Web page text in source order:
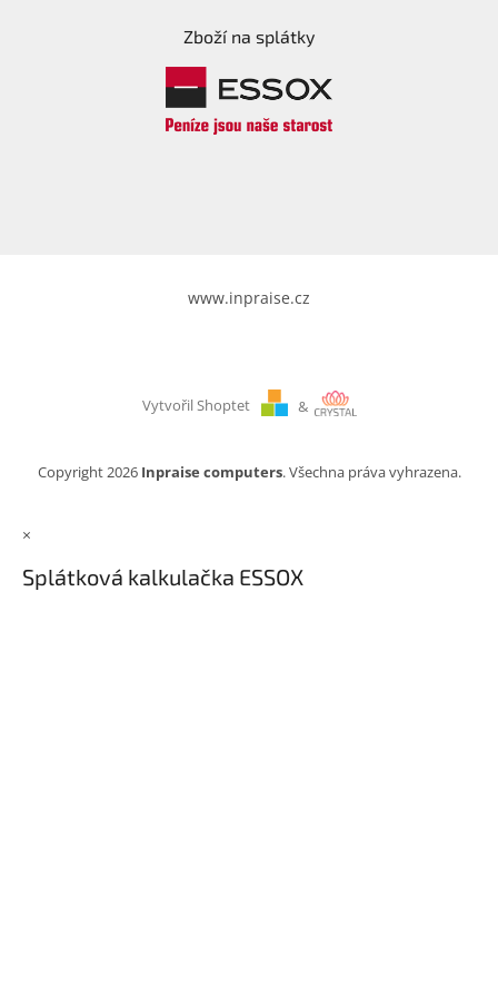
Zboží na splátky
www.inpraise.cz
Vytvořil Shoptet &
Copyright 2026 Inpraise computers. Všechna práva vyhrazena.
×
Splátková kalkulačka ESSOX